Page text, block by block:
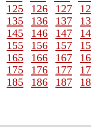
125 126 127
135 136 137
145 146 147
155 156 157
165 166 167
175 176 177
185 186 187